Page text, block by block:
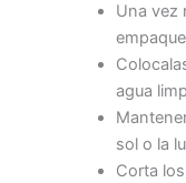
Una vez
agua
sol o la
Corta